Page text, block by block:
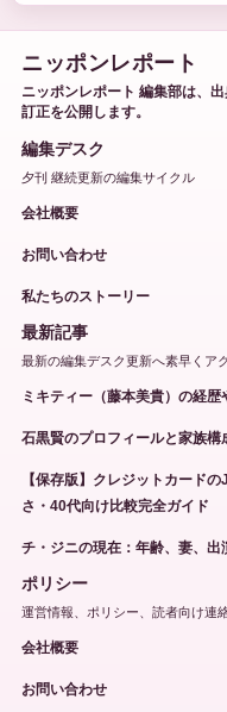
ニッポンレポート
ニッポンレポート 編集部は、
訂正を公開します。
編集デスク
夕刊 継続更新の編集サイクル
会社概要
お問い合わせ
私たちのストーリー
最新記事
最新の編集デスク更新へ素早くア
ミキティー（藤本美貴）の経
石黒賢のプロフィールと家族構
【保存版】クレジットカード
さ・40代向け比較完全ガイド
チ・ジニの現在：年齢、妻、出
ポリシー
運営情報、ポリシー、読者向け連絡
会社概要
お問い合わせ